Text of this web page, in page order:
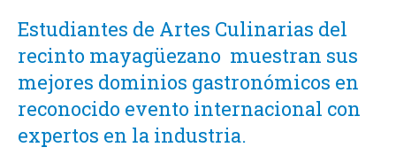
Estudiantes de Artes Culinarias del
recinto mayagüezano muestran sus
mejores dominios gastronómicos en
reconocido evento internacional con
expertos en la industria.